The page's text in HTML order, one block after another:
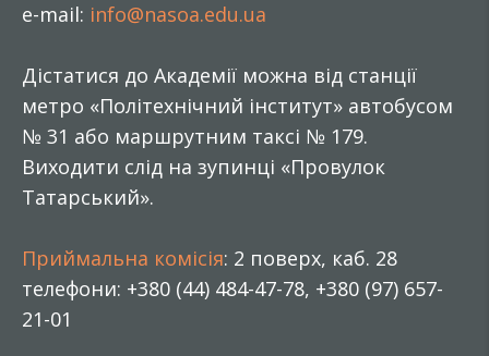
e-mail: info@nasoa.edu.ua
Дістатися до Академії можна від станції
метро «Політехнічний інститут» автобусом
№ 31 або маршрутним таксі № 179.
Виходити слід на зупинці «Провулок
Татарський».
Приймальна комісія: 2 поверх, каб. 28
телефони: +380 (44) 484-47-78, +380 (97) 657-
21-01